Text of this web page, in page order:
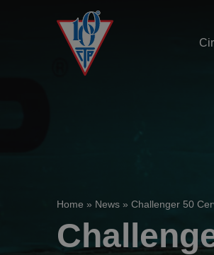
Home » News » Challenger 50